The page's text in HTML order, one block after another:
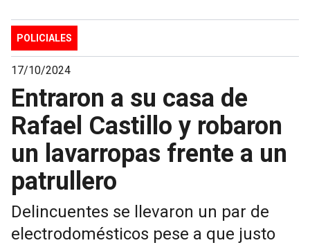
POLICIALES
17/10/2024
Entraron a su casa de
Rafael Castillo y robaron
un lavarropas frente a un
patrullero
Delincuentes se llevaron un par de
electrodomésticos pese a que justo